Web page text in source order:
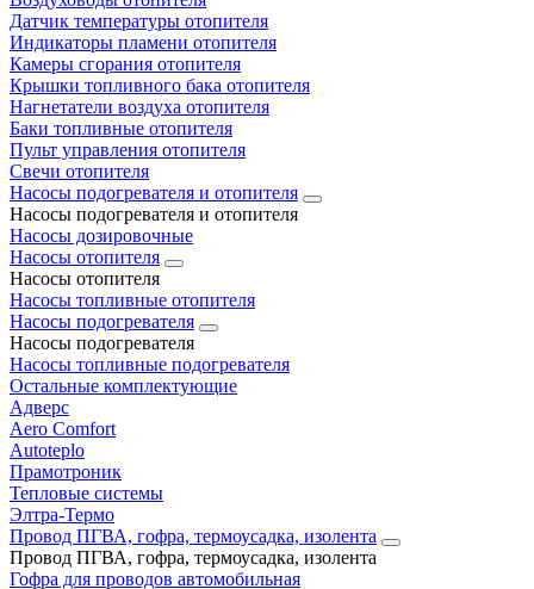
Датчик температуры отопителя
Индикаторы пламени отопителя
Камеры сгорания отопителя
Крышки топливного бака отопителя
Нагнетатели воздуха отопителя
Баки топливные отопителя
Пульт управления отопителя
Свечи отопителя
Насосы подогревателя и отопителя
Насосы подогревателя и отопителя
Насосы дозировочные
Насосы отопителя
Насосы отопителя
Насосы топливные отопителя
Насосы подогревателя
Насосы подогревателя
Насосы топливные подогревателя
Остальные комплектующие
Адверс
Aero Comfort
Autoteplo
Прамотроник
Тепловые системы
Элтра-Термо
Провод ПГВА, гофра, термоусадка, изолента
Провод ПГВА, гофра, термоусадка, изолента
Гофра для проводов автомобильная